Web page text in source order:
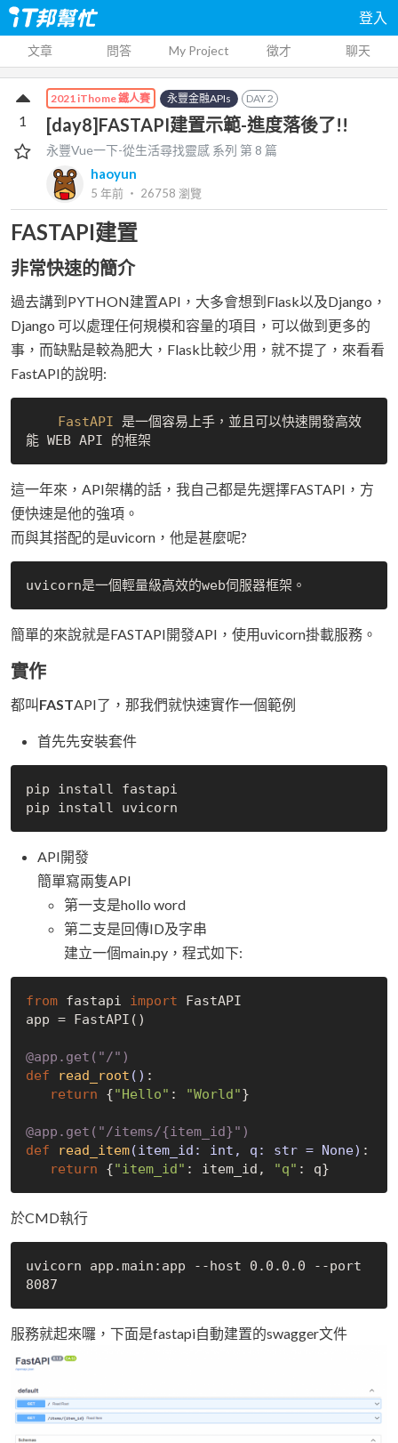
登入
文章 問答 My Project 徵才 聊天
2021 iThome 鐵人賽 永豐金融APIs DAY2
[day8]FASTAPI建置示範-進度落後了!!
永豐Vue一下-從生活尋找靈感 系列 第 8 篇
haoyun
5 年前 ‧ 26758 瀏覽
1
FASTAPI建置
非常快速的簡介
過去講到PYTHON建置API，大多會想到Flask以及Django，
Django 可以處理任何規模和容量的項目，可以做到更多的
事，而缺點是較為肥大，Flask比較少用，就不提了，來看看
FastAPI的說明:
FastAPI 是一個容易上手，並且可以快速開發高效
這一年來，API架構的話，我自己都是先選擇FASTAPI，方
便快速是他的強項。
而與其搭配的是uvicorn，他是甚麼呢?
簡單的來說就是FASTAPI開發API，使用uvicorn掛載服務。
實作
都叫 FASTAPI了，那我們就快速實作一個範例
首先先安裝套件
pip install fastapi
API開發
簡單寫兩隻API
第一支是hollo word
第二支是回傳ID及字串
建立一個main.py，程式如下:
from fastapi import FastAPI
app = FastAPI()
@app.get("/")
def
read_root () :
return {"Hello" : "World"}
@app.get("/items/{item_id}")
def
read_item(item_id: int, q: str = None) :
return {"item_id" : item_id, "q"
於CMD執行
uvicorn app.main:app --host 0.0.0.0 --port
服務就起來囉，下面是fastapi自動建置的swagger文件